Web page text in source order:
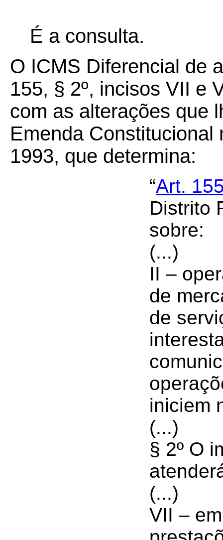
É a consulta.
O ICMS Diferencial de
155, § 2º, incisos VII e
com as alterações que
Emenda Constitucional
1993, que determina:
“Art.
Distrito
sobre:
(...)
II –
de
de
iniciem
(...)
§ 2º O
(...)
VII –